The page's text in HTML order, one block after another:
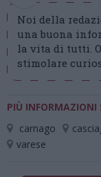
Noi della
una buona
la vita di tutti.
stimolare
PIÙ INFORMAZIONI
carnago
varese